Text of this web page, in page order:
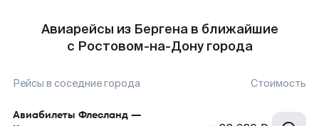
Авиарейсы из Бергена в ближайшие
с Ростовом-на-Дону города
Рейсы в соседние города Стоимость
Авиабилеты Флесланд —